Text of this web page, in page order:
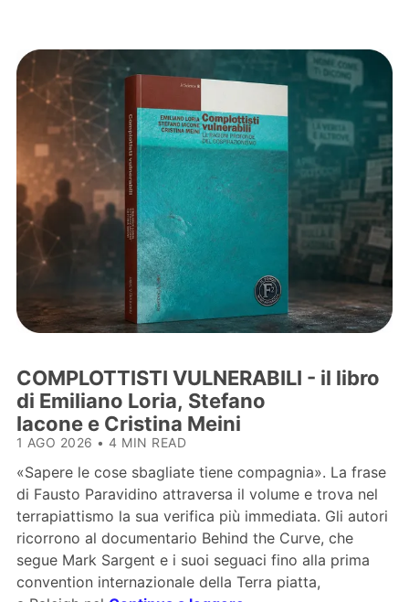
COMPLOTTISTI VULNERABILI - il libro
di Emiliano Loria, Stefano
Iacone e Cristina Meini
1 AGO 2026 • 4 MIN READ
«Sapere le cose sbagliate tiene compagnia». La frase
di Fausto Paravidino attraversa il volume e trova nel
terrapiattismo la sua verifica più immediata. Gli autori
ricorrono al documentario Behind the Curve, che
segue Mark Sargent e i suoi seguaci fino alla prima
convention internazionale della Terra piatta,